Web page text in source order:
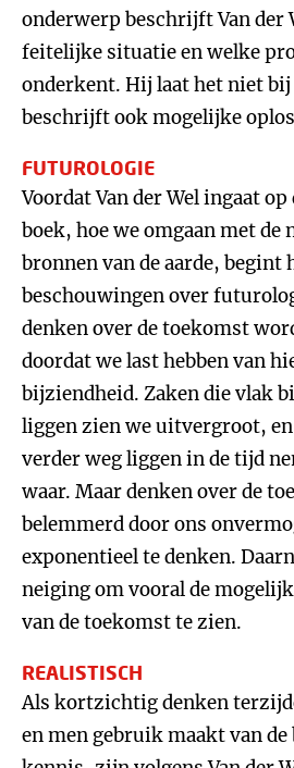
onderwerp beschrijft Van der
feitelijke situatie en welke
onderkent. Hij laat het niet
beschrijft ook mogelijke
FUTUROLOGIE
Voordat Van der Wel ingaat
boek, hoe we omgaan met
bronnen van de aarde, begint
beschouwingen over
denken over de toekomst
doordat we last hebben van
bijziendheid. Zaken die vlak
liggen zien we uitvergroot,
verder weg liggen in de tijd
waar. Maar denken over de
belemmerd door ons
exponentieel te denken.
neiging om vooral de
van de toekomst te zien.
REALISTISCH
Als kortzichtig denken
en men gebruik maakt van